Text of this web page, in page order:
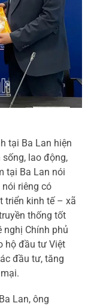
tại Ba Lan hiện
lao động,
tại Ba Lan nói
riêng có
triển kinh tế – xã
thống tốt
nghị Chính phủ
hộ đầu tư Việt
đầu tư, tăng
Lan, ông